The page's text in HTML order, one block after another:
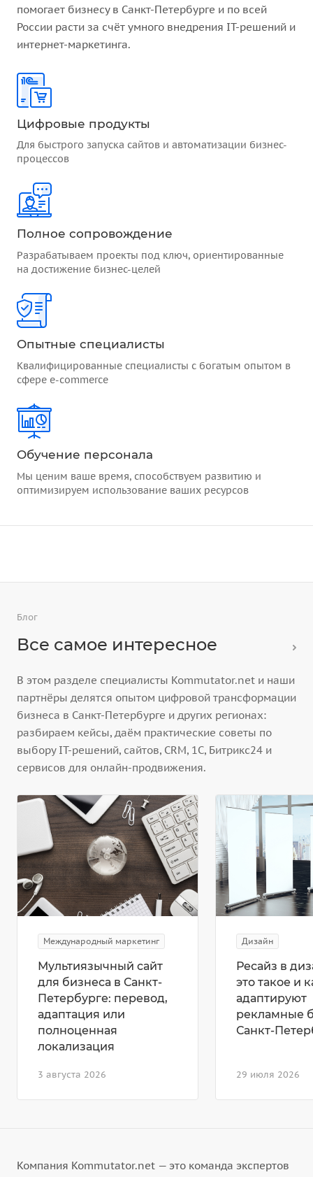
помогает бизнесу в Санкт-Петербурге и по всей
России расти за счёт умного внедрения IT-решений и
интернет-маркетинга.
Цифровые продукты
Для быстрого запуска сайтов и автоматизации бизнес-
процессов
Полное сопровождение
Разрабатываем проекты под ключ, ориентированные
на достижение бизнес-целей
Опытные специалисты
Квалифицированные специалисты с богатым опытом в
сфере e-commerce
Обучение персонала
Мы ценим ваше время, способствуем развитию и
оптимизируем использование ваших ресурсов
Блог
Все самое интересное
В этом разделе специалисты Kommutator.net и наши
партнёры делятся опытом цифровой трансформации
бизнеса в Санкт-Петербурге и других регионах:
разбираем кейсы, даём практические советы по
выбору IT-решений, сайтов, CRM, 1С, Битрикс24 и
сервисов для онлайн-продвижения.
Международный маркетинг
3 августа 2026
Мультиязычный сайт
для бизнеса в Санкт-
Петербурге: перевод,
адаптация или
полноценная
локализация
Дизайн
29 июля 2026
Ресайз в
это такое и
адаптируют
рекламные
Санкт-
Компания Kommutator.net — это команда экспертов